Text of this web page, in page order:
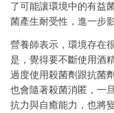
了可能讓環境中的有益
菌產生耐受性，進一步
營養師表示，環境存在
是，覺得要不斷使用酒
過度使用殺菌劑跟抗菌
也會隨著殺菌消匿，一
抗力與自癒能力，也將